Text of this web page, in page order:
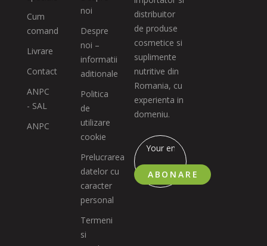
Cum
comand
Livrare
Contact
ANPC
- SAL
ANPC
noi
Despre
noi –
informatii
aditionale
Politica
de
utilizare
cookie
Prelucrarea
datelor cu
caracter
personal
Termeni
si
distribuitor
de produse
cosmetice si
suplimente
nutritive din
Romania, cu
experienta in
domeniu.
ABONARE